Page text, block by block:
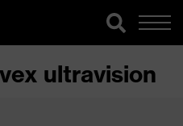
ultravision